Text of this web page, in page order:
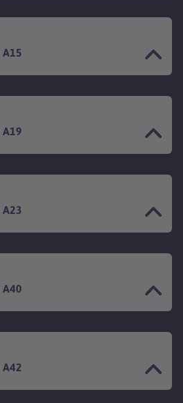
A15
A19
A23
A40
A42